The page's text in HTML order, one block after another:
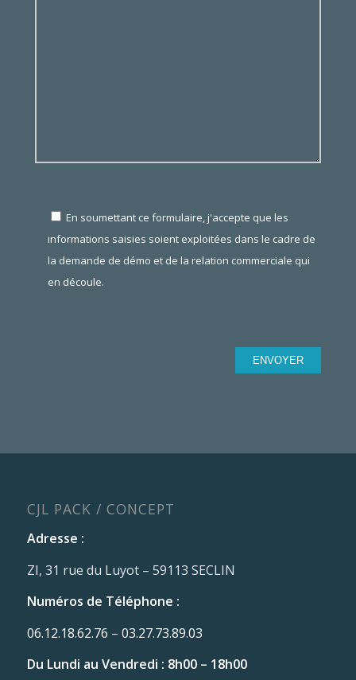
En soumettant ce formulaire, j'accepte que les
informations saisies soient exploitées dans le cadre de
la demande de démo et de la relation commerciale qui
en découle.
CJL PACK / CONCEPT
Adresse :
ZI, 31 rue du Luyot – 59113 SECLIN
Numéros de Téléphone :
06.12.18.62.76 – 03.27.73.89.03
Du Lundi au Vendredi : 8h00 – 18h00